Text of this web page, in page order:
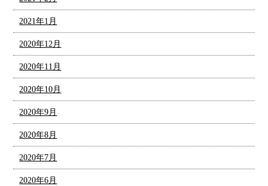
2021年1月
2020年12月
2020年11月
2020年10月
2020年9月
2020年8月
2020年7月
2020年6月